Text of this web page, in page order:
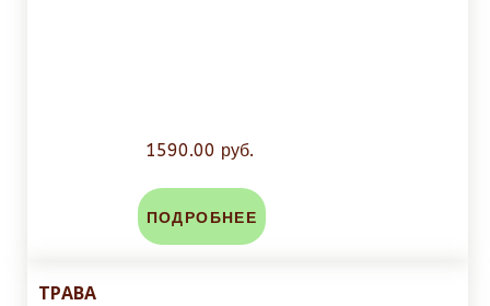
1590.00 руб.
ПОДРОБНЕЕ
ТРАВА